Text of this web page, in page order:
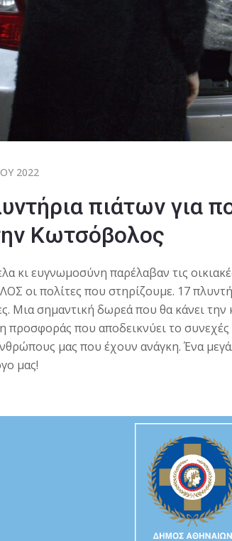
2022
πιάτων για
Κωτσόβολος
κι ευγνωμοσύνη παρέλαβαν τις
οι πολίτες που στηρίζουμε. 17
Mια σημαντική δωρεά που θα κάνει
προσφοράς που αποδεικνύει το συνεχές
μας που έχουν ανάγκη. Ένα
μας!